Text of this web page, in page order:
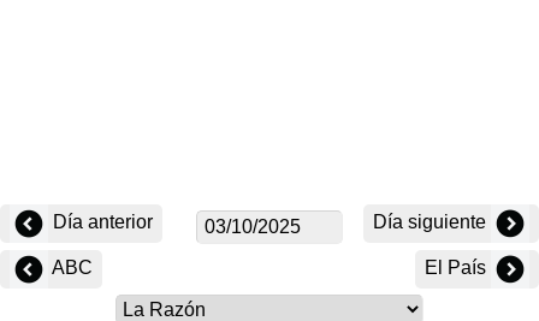
Día anterior Día siguiente
ABC El País